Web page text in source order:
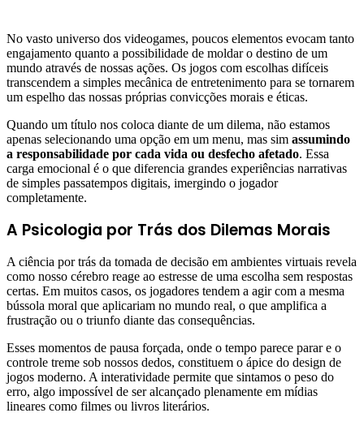
No vasto universo dos videogames, poucos elementos evocam tanto
engajamento quanto a possibilidade de moldar o destino de um
mundo através de nossas ações. Os jogos com escolhas difíceis
transcendem a simples mecânica de entretenimento para se tornarem
um espelho das nossas próprias convicções morais e éticas.
Quando um título nos coloca diante de um dilema, não estamos
apenas selecionando uma opção em um menu, mas sim assumindo
a responsabilidade por cada vida ou desfecho afetado. Essa
carga emocional é o que diferencia grandes experiências narrativas
de simples passatempos digitais, imergindo o jogador
completamente.
A Psicologia por Trás dos Dilemas Morais
A ciência por trás da tomada de decisão em ambientes virtuais revela
como nosso cérebro reage ao estresse de uma escolha sem respostas
certas. Em muitos casos, os jogadores tendem a agir com a mesma
bússola moral que aplicariam no mundo real, o que amplifica a
frustração ou o triunfo diante das consequências.
Esses momentos de pausa forçada, onde o tempo parece parar e o
controle treme sob nossos dedos, constituem o ápice do design de
jogos moderno. A interatividade permite que sintamos o peso do
erro, algo impossível de ser alcançado plenamente em mídias
lineares como filmes ou livros literários.